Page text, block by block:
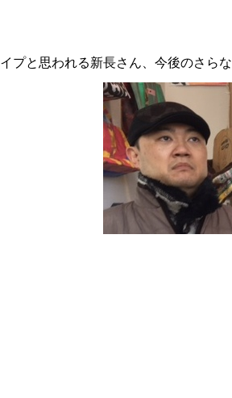
プと思われる新長さん、今後のさらな